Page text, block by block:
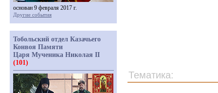
Тематика:
основан 9 февраля 2017 г.
Другие события
Тобольский отдел Казачьего
Конвоя Памяти
Царя Мученика Николая II
(101)